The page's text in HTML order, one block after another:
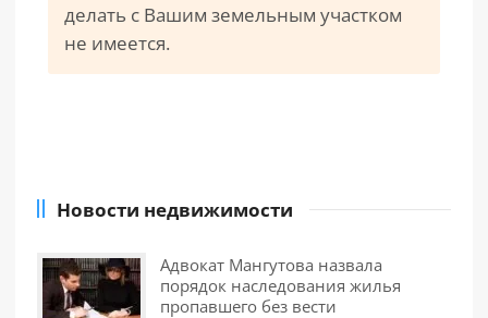
делать с Вашим земельным участком
не имеется.
Новости недвижимости
Адвокат Мангутова назвала
порядок наследования жилья
пропавшего без вести